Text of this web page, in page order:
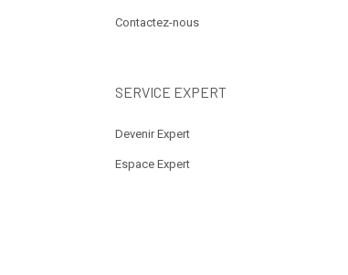
Contactez-nous
SERVICE EXPERT
Devenir Expert
Espace Expert